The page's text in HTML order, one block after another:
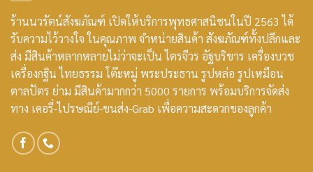
ร้านนวรัตน์สังฆภัณฑ์ เปิดให้บริการพุทธศาสนิชนในปี 2563 ได้
รับความไว้วางใจ ในคุณภาพ จำหน่ายสินค้า สังฆภัณฑ์ทั้งปลีกและ
ส่ง มีสินค้าหลากหลายไม่ว่าจะเป็น ไตรจีวร อัฐบริขาร เครื่องบวช
เครื่องกฐิน ไทยธรรม โต๊ะหมู่ พระประธาน รูปหล่อ รูปเหมือน
ตาลปัตร ย่าม มีสินค้ามากกว่า 5000 รายการ พร้อมบริการจัดส่ง
ทาง เคอรี่-ไปรษณีย์-ขนส่ง-Grab เพื่อความสะดวกของลูกค้า